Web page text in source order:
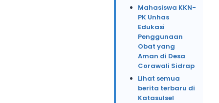
Mahasiswa KKN-
PK Unhas
Edukasi
Penggunaan
Obat yang
Aman di Desa
Corawali Sidrap
Lihat semua
berita terbaru di
Katasulsel